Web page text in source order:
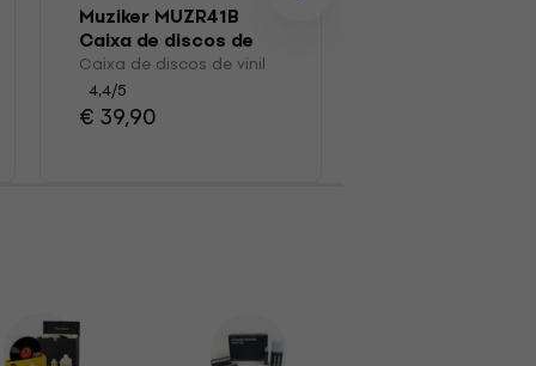
Muziker MUZR41B
Caixa de discos de
vinil
Caixa de discos de vinil
4,4/5
€ 39,90